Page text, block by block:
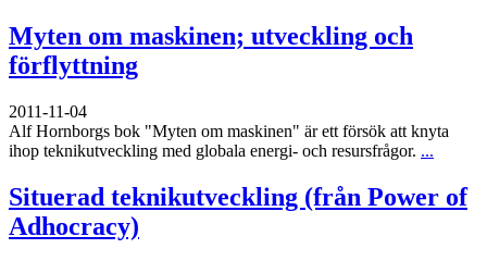
Myten om maskinen; utveckling och
förflyttning
2011-11-04
Alf Hornborgs bok "Myten om maskinen" är ett försök att knyta
ihop teknikutveckling med globala energi- och resursfrågor. ...
Situerad teknikutveckling (från Power of
Adhocracy)